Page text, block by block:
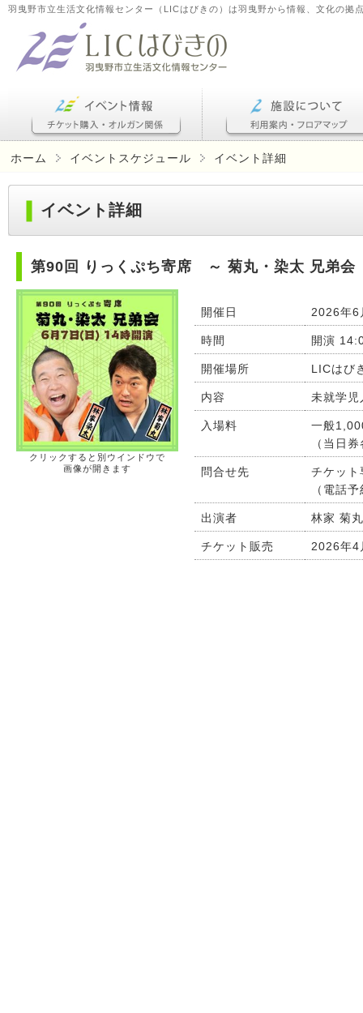
羽曳野市立生活文化情報センター（LICはびきの）は羽曳野から情報、文化の拠
ホーム イベントスケジュール イベント詳細
イベント詳細
第90回 りっくぷち寄席 ～ 菊丸・染太 兄弟会
クリックすると別ウインドウで
画像が開きます
開催日 2026年6
時間 開演
開催場所 LICはび
内容 未就学児
入場料
一般
（当日
問合せ先
チケッ
（電話
出演者 林家 菊
チケット販売 2026年